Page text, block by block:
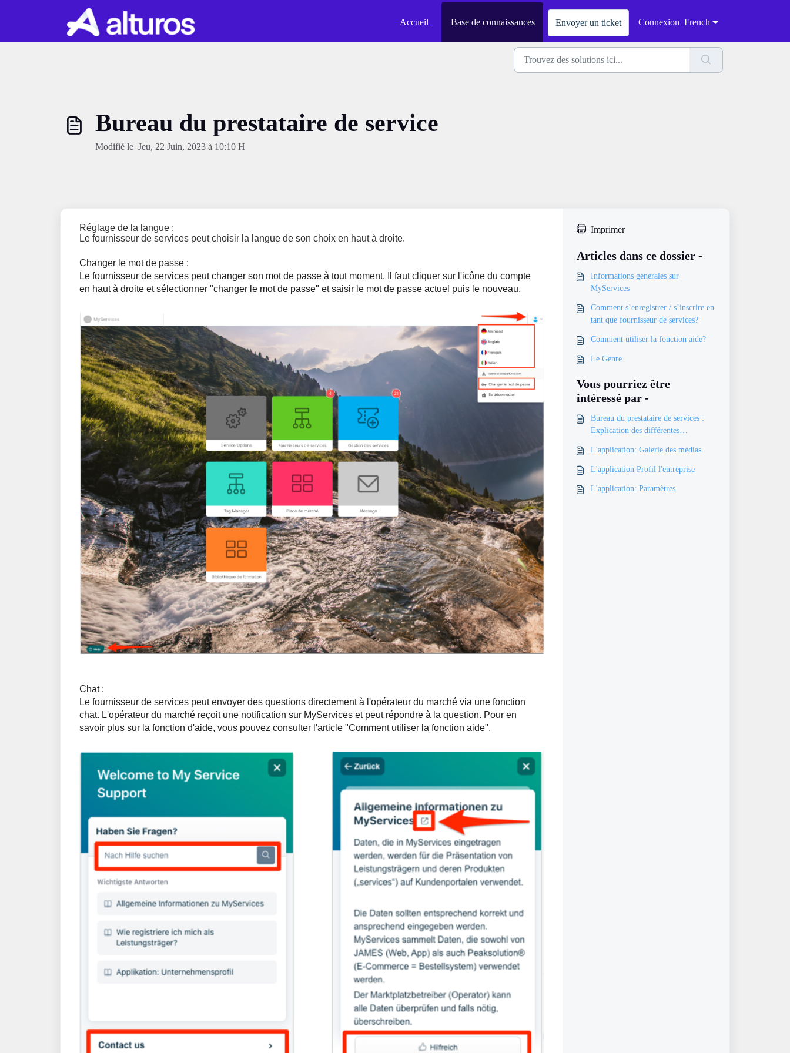
Accueil
Base de connaissances Envoyer un ticket Connexion French
Bureau du prestataire de service
Modifié le Jeu, 22 Juin, 2023 à 10:10 H
Réglage de la langue :
Le fournisseur de services peut choisir la langue de son choix en haut à droite.
Changer le mot de passe :
Le fournisseur de services peut changer son mot de passe à tout moment. Il faut cliquer sur l'icône du compte
en haut à droite et sélectionner "changer le mot de passe" et saisir le mot de passe actuel puis le nouveau.
Chat :
Le fournisseur de services peut envoyer des questions directement à l'opérateur du marché via une fonction
chat. L'opérateur du marché reçoit une notification sur MyServices et peut répondre à la question. Pour en
savoir plus sur la fonction d'aide, vous pouvez consulter l'article "Comment utiliser la fonction aide".
Imprimer
Articles dans ce dossier -
Informations générales sur
MyServices
Comment s’enregistrer / s’inscrire en
tant que fournisseur de services?
Comment utiliser la fonction aide?
Le Genre
Vous pourriez être
intéressé par -
Bureau du prestataire de services :
Explication des différentes
L'application: Galerie des médias
L'application Profil l'entreprise
L'application: Paramètres